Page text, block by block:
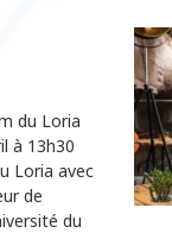
du Loria
à 13h30
Loria avec
de
du